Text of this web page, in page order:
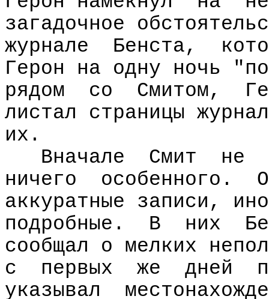
загадочное
журнале
Бенста,
Герон на одну ночь
рядом
со Смитом,
листал страницы
их.
Вначале
Смит
не
ничего
особенного.
аккуратные записи,
подробные.
В них
сообщал о мелких
с
первых же дней
указывал